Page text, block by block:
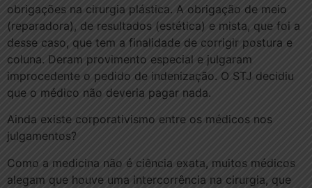
obrigações na cirurgia plástica. A obrigação de meio
(reparadora), de resultados (estética) e mista, que foi a
desse caso, que tem a finalidade de corrigir postura e
coluna. Deram provimento especial e julgaram
improcedente o pedido de indenização. O STJ decidiu
que o médico não deveria pagar nada.
Ainda existe corporativismo entre os médicos nos
julgamentos?
Como a medicina não é ciência exata, muitos médicos
alegam que houve uma intercorrência na cirurgia, que